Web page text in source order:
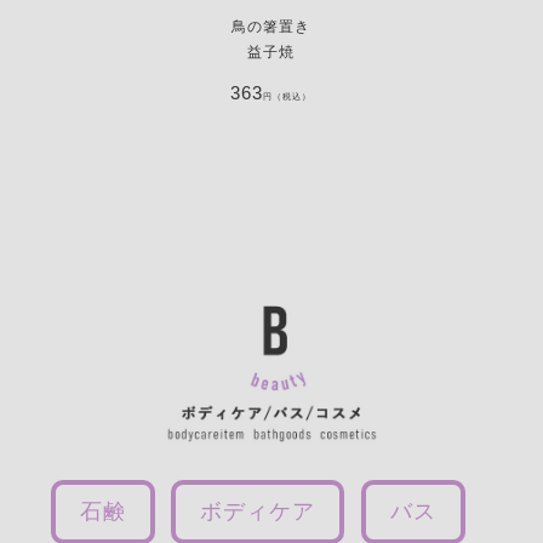
鳥の箸置き
益子焼
363円（税込）
石鹸 ボディケア バス